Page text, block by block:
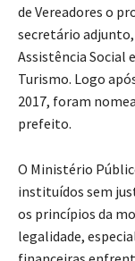
de Vereadores o
secretário adjunto,
Assistência Social
Turismo. Logo
2017, foram
prefeito.
O Ministério
instituídos sem
os princípios da
legalidade,